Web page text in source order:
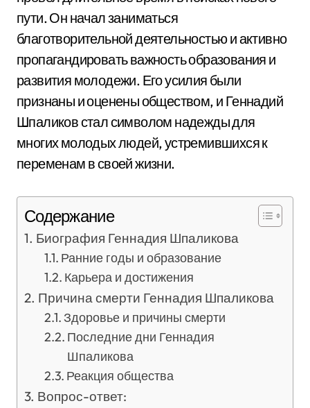
пути. Он начал заниматься
благотворительной деятельностью и активно
пропагандировать важность образования и
развития молодежи. Его усилия были
признаны и оценены обществом, и Геннадий
Шпаликов стал символом надежды для
многих молодых людей, устремившихся к
переменам в своей жизни.
Содержание
Биография Геннадия Шпаликова
Ранние годы и образование
Карьера и достижения
Причина смерти Геннадия Шпаликова
Здоровье и причины смерти
Последние дни Геннадия
Шпаликова
Реакция общества
Вопрос-ответ: